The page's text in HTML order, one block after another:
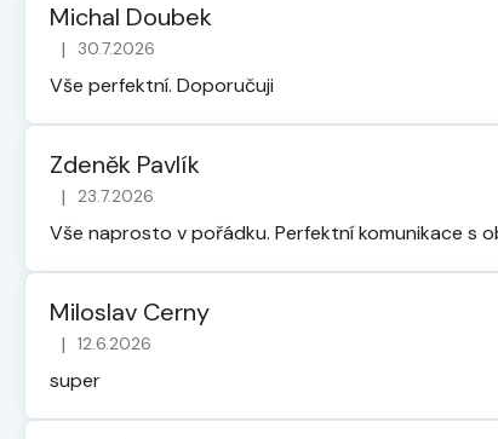
Michal Doubek
Hodnocení obchodu je 5 z 5 hvězdiček.
| 30.7.2026
Vše perfektní. Doporučuji
Zdeněk Pavlík
Hodnocení obchodu je 5 z 5 hvězdiček.
| 23.7.2026
Vše naprosto v pořádku. Perfektní komunikace s
Miloslav Cerny
Hodnocení obchodu je 5 z 5 hvězdiček.
| 12.6.2026
super